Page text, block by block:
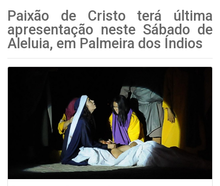
Paixão de Cristo terá última
apresentação neste Sábado de
Aleluia, em Palmeira dos Índios